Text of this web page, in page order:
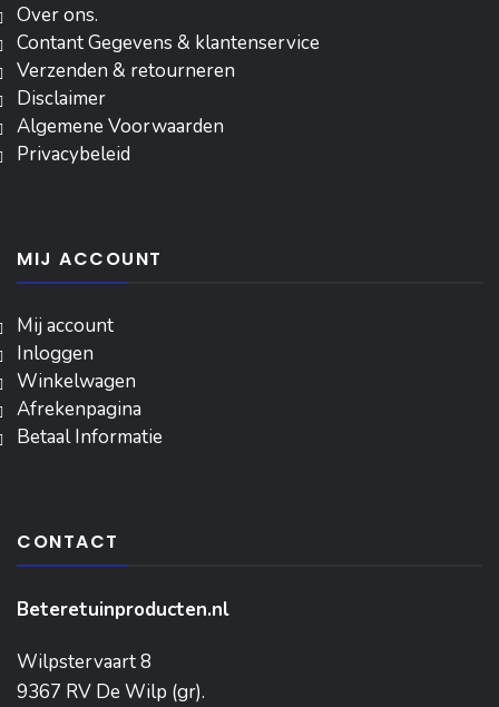
Over ons.
Contant Gegevens & klantenservice
Verzenden & retourneren
Disclaimer
Algemene Voorwaarden
Privacybeleid
MIJ ACCOUNT
Mij account
Inloggen
‎Winkelwagen
Afrekenpagina
Betaal Informatie
CONTACT
Beteretuinproducten.nl
Wilpstervaart 8
9367 RV De Wilp (gr).